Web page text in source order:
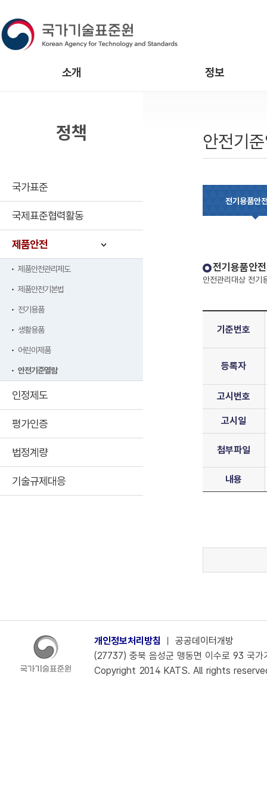
소개 정보
안전기
전기용품안
전기용품안
안전관리대상 전기
기준번호
등록자
고시번호
고시일
첨부파일
내용
정책
국가표준
국제표준협력활동
제품안전
제품안전관리제도
제품안전기본법
전기용품
생활용품
어린이제품
안전기준열람
인정제도
평가인증
법정계량
기술규제대응
개인정보처리방침 ㅣ 공공데이터개방
(27737) 충북 음성군 맹동면 이수로 93 국
Copyright 2014 KATS. All rights